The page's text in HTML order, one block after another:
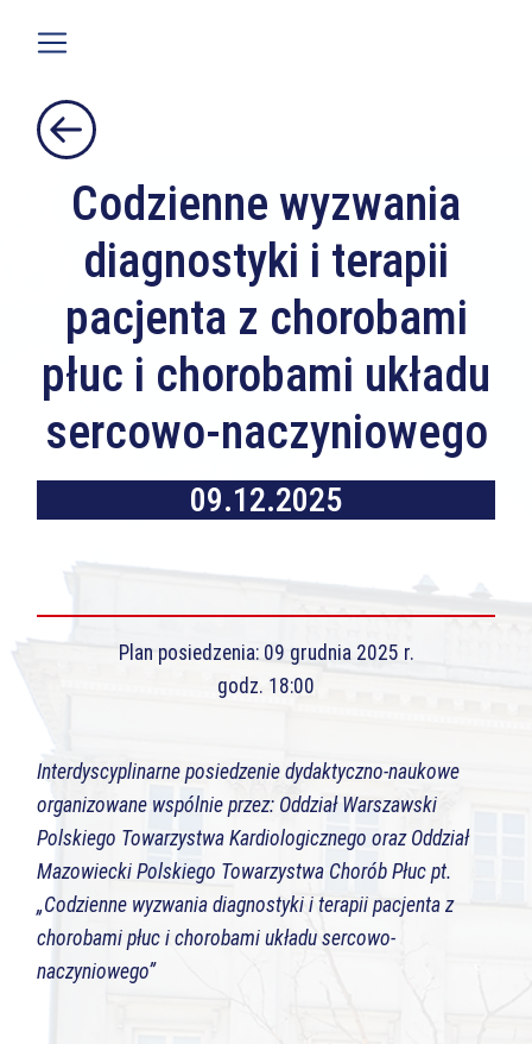
Codzienne wyzwania
diagnostyki i terapii
pacjenta z chorobami
płuc i chorobami układu
sercowo-naczyniowego
09.12.2025
Plan posiedzenia: 09 grudnia 2025 r.
godz. 18:00
Interdyscyplinarne posiedzenie dydaktyczno-naukowe
organizowane wspólnie przez: Oddział Warszawski
Polskiego Towarzystwa Kardiologicznego oraz Oddział
Mazowiecki Polskiego Towarzystwa Chorób Płuc pt.
„Codzienne wyzwania diagnostyki i terapii pacjenta z
chorobami płuc i chorobami układu sercowo-
naczyniowego”